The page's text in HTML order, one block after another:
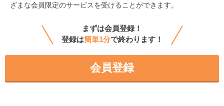
ざまな会員限定のサービスを受けることができます。
まずは会員登録！
登録は簡単1分で終わります！
会員登録